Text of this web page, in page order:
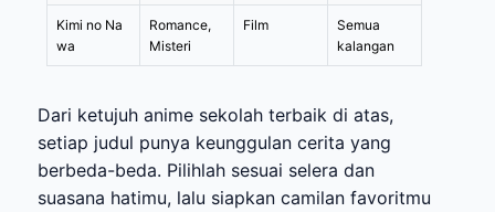
Kimi no Na
wa
Romance,
Misteri
Film
Semua
kalangan
Dari ketujuh anime sekolah terbaik di atas,
setiap judul punya keunggulan cerita yang
berbeda-beda. Pilihlah sesuai selera dan
suasana hatimu, lalu siapkan camilan favoritmu